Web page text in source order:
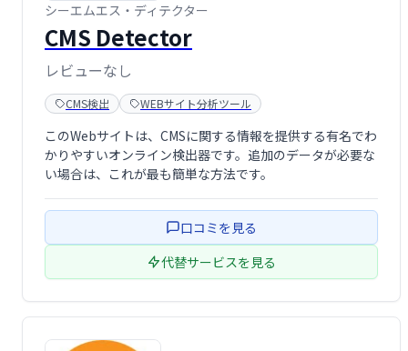
シーエムエス・ディテクター
CMS Detector
レビューなし
CMS検出 WEBサイト分析ツール
このWebサイトは、CMSに関する情報を提供する有名でわ
かりやすいオンライン検出器です。追加のデータが必要な
い場合は、これが最も簡単な方法です。
口コミを見る
代替サービスを見る